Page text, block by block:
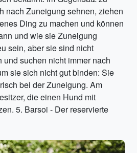
nach Zuneigung sehnen, ziehen
Ding zu machen und können
und wie sie Zuneigung
sein, aber sie sind nicht
suchen nicht immer nach
sie sich nicht gut binden: Sie
bei der Zuneigung. Am
die einen Hund mit
5. Barsoi - Der reservierte